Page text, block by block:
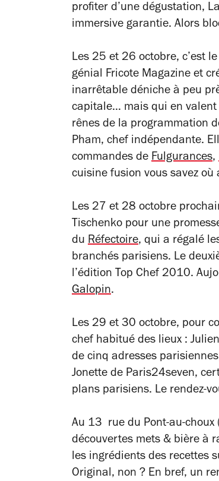
profiter d’une dégustation,
immersive garantie. Alors
Les 25 et 26 octobre, c’est
génial Fricote Magazine et
inarrêtable déniche à peu
capitale… mais qui en valent
rênes de la programmation
Pham, chef indépendante.
commandes de Fulgurances,
cuisine fusion vous savez où
Les 27 et 28 octobre
Tischenko pour une
du Réfectoire, qui a régalé
branchés parisiens. Le
l’édition Top Chef 2010.
Galopin.
Les 29 et 30 octobre, pour
chef habitué des lieux :
de cinq adresses
Jonette de Paris24seven,
plans parisiens. Le rendez-
Au 13 rue du Pont-au-choux
découvertes mets & bière à
les ingrédients des recettes
Original, non ? En bref, un